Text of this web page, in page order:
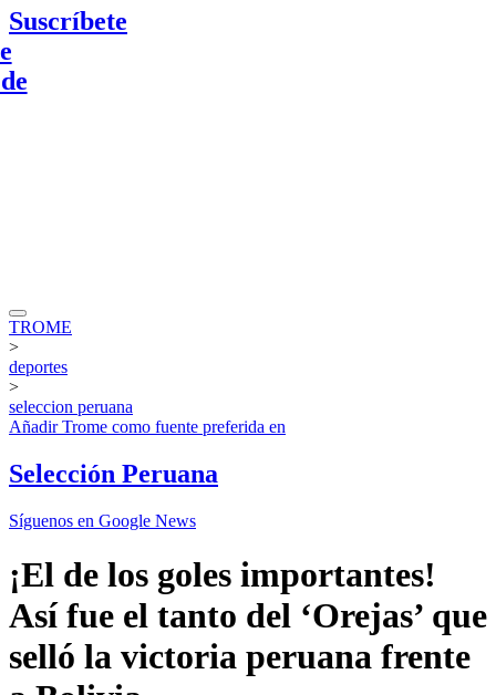
Suscríbete
TROME
>
deportes
>
seleccion peruana
AñadirTrome como fuente preferida en
Selección Peruana
Síguenos en Google News
¡El de los goles importantes!
Así fue el tanto del ‘Orejas’ que
selló la victoria peruana frente